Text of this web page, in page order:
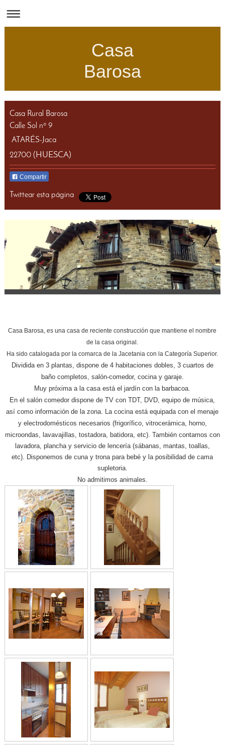
Casa
Barosa
Casa Rural Barosa
Calle Sol nº 9
ATARÉS-Jaca
22700 (HUESCA)
Compartir
Twittear esta página
Casa Barosa, es una casa de reciente construcción que mantiene el nombre
de la casa original.
Ha sido catalogada por la comarca de la Jacetania con la Categoría Superior.
Dividida en 3 plantas, dispone de 4 habitaciones dobles, 3 cuartos de
baño completos, salón-comedor, cocina y garaje.
Muy próxima a la casa está el jardín con la barbacoa.
En el salón comedor dispone de TV con TDT, DVD, equipo de música,
así como información de la zona. La cocina está equipada con el menaje
y electrodomésticos necesarios (frigorífico, vitrocerámica, horno,
microondas, lavavajillas, tostadora, batidora, etc). También contamos con
lavadora, plancha y servicio de lencería (sábanas, mantas, toallas,
etc). Disponemos de cuna y trona para bebé y la posibilidad de cama
supletoria.
No admitimos animales.